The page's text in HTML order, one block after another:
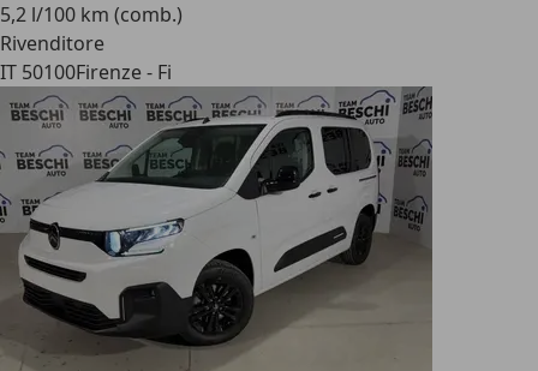
5,2 l/100 km (comb.)
Rivenditore
IT 50100Firenze - Fi